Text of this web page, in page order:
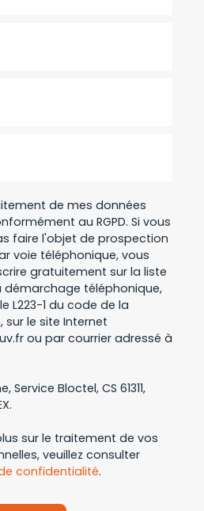
de mes données
au RGPD. Si vous
faire l'objet de prospection
voie téléphonique, vous
gratuitement sur la liste
téléphonique,
L223-1 du code de la
le site Internet
ou par courrier adressé à
Service Bloctel, CS 61311,
sur le traitement de vos
veuillez consulter
confidentialité.